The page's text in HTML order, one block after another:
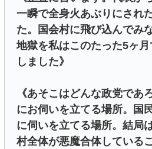
一瞬で全身火あぶりにされ
た。国会村に飛び込んでみ
地獄を私はこのたった5ヶ
しました》
《あそこはどんな政党であ
にお伺いを立てる場所。国
に伺いを立てる場所。結局
村全体が悪魔合体している